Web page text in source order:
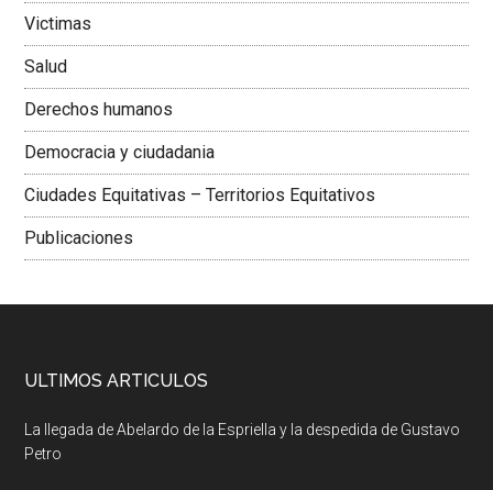
Victimas
Salud
Derechos humanos
Democracia y ciudadania
Ciudades Equitativas – Territorios Equitativos
Publicaciones
ULTIMOS ARTICULOS
La llegada de Abelardo de la Espriella y la despedida de Gustavo
Petro